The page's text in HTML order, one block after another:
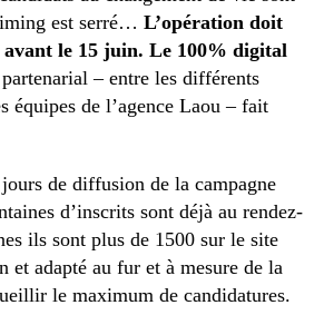
est serré… L’opération doit
avant le 15 juin. Le 100% digital
partenarial – entre les différents
équipes de l’agence Laou – fait
de diffusion de la campagne
d’inscrits sont déjà au rendez-
ils sont plus de 1500 sur le site
et adapté au fur et à mesure de la
le maximum de candidatures.